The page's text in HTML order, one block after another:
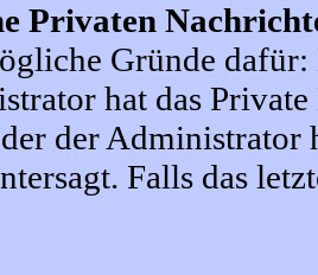
Privaten
Gründe
hat das
der
Falls das